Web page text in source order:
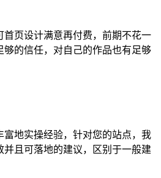
首页设计满意再付费，前期不花一
够的信任，对自己的作品也有足够
富地实操经验，针对您的站点，我
并且可落地的建议，区别于一般建